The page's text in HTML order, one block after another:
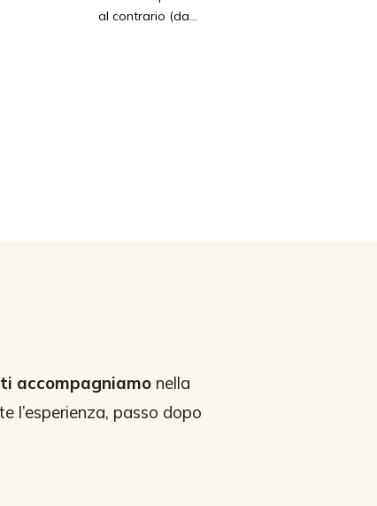
al contrario (da…
ti accompagniamonella
l’esperienza, passo dopo